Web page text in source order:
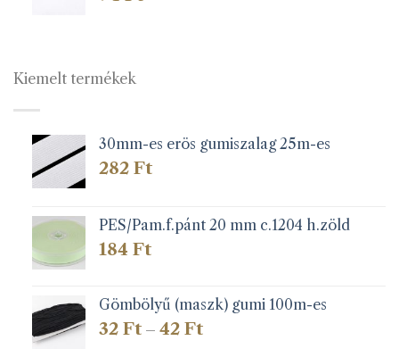
Kiemelt termékek
30mm-es erös gumiszalag 25m-es
282 Ft
PES/Pam.f.pánt 20 mm c.1204 h.zöld
184 Ft
Gömbölyű (maszk) gumi 100m-es
32 Ft – 42 FtÁrtartomány: